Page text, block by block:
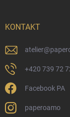
KONTAKT
atelier@
+420 739 72
Facebook PA
paperoamo